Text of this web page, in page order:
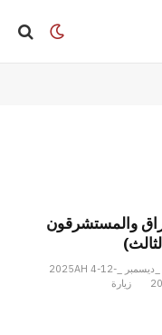
والمستشرقون
الخميس _4 _ديسمبر _2025AH 4-12-
زيارة